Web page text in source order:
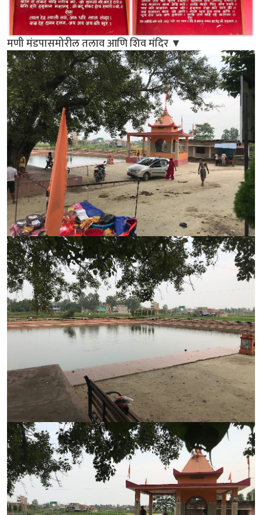
मणी मंडपासमोरील तलाव आणि शिव मंदिर ▼